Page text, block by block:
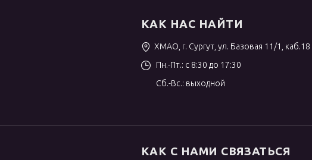
КАК НАС НАЙТИ
ХМАО, г. Сургут, ул. Базовая 11/1, каб.18
Пн.-Пт.: с 8:30 до 17:30
Сб.-Вс.: выходной
КАК С НАМИ СВЯЗАТЬСЯ